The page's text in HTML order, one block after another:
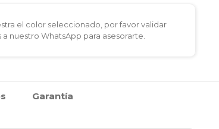
el color seleccionado, por favor validar
nuestro WhatsApp para asesorarte.
Garantía